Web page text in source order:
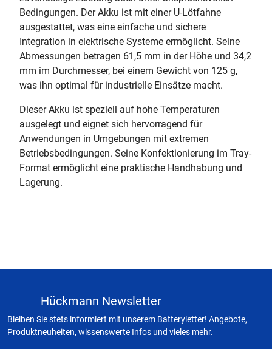
Bedingungen. Der Akku ist mit einer U-Lötfahne
ausgestattet, was eine einfache und sichere
Integration in elektrische Systeme ermöglicht. Seine
Abmessungen betragen 61,5 mm in der Höhe und 34,2
mm im Durchmesser, bei einem Gewicht von 125 g,
was ihn optimal für industrielle Einsätze macht.
Dieser Akku ist speziell auf hohe Temperaturen
ausgelegt und eignet sich hervorragend für
Anwendungen in Umgebungen mit extremen
Betriebsbedingungen. Seine Konfektionierung im Tray-
Format ermöglicht eine praktische Handhabung und
Lagerung.
Hückmann Newsletter
Bleiben Sie stets informiert mit unserem Batteryletter! Angebote,
Produktneuheiten, wissenswerte Infos und vieles mehr.